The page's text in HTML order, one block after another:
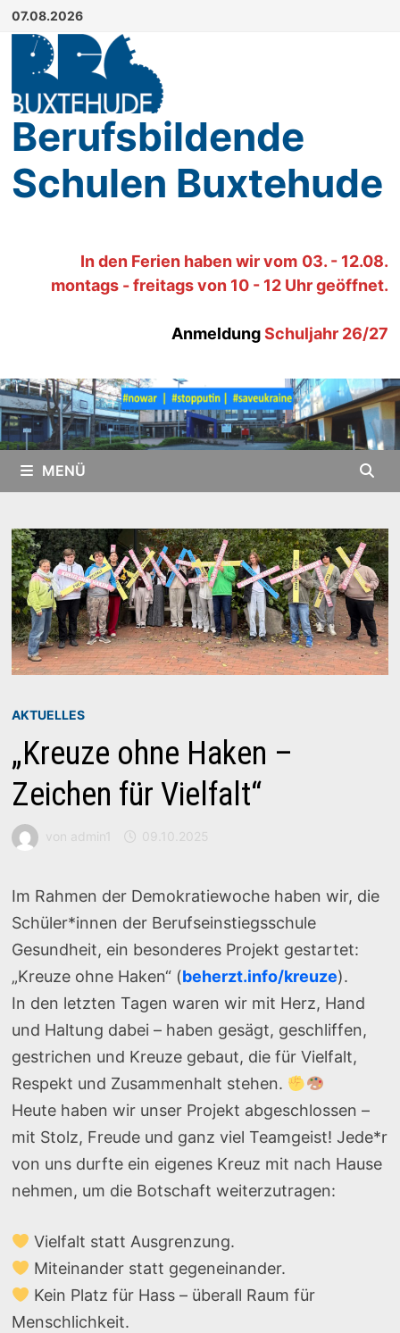
Zum
Inhalt
springen
07.08.2026
Berufsbildende
Schulen Buxtehude
In den Ferien haben wirvom 03. - 12.08.
montags - freitags von 10 - 12 Uhr geöffnet.
AnmeldungSchuljahr 26/27
MENÜ
AKTUELLES
„Kreuze ohne Haken –
Zeichen für Vielfalt“
von admin1 09.10.2025
Im Rahmen der Demokratiewoche haben wir, die
Schüler*innen der Berufseinstiegsschule
Gesundheit, ein besonderes Projekt gestartet:
„Kreuze ohne Haken“ (beherzt.info/kreuze).
In den letzten Tagen waren wir mit Herz, Hand
und Haltung dabei – haben gesägt, geschliffen,
gestrichen und Kreuze gebaut, die für Vielfalt,
Respekt und Zusammenhalt stehen.
Heute haben wir unser Projekt abgeschlossen –
mit Stolz, Freude und ganz viel Teamgeist! Jede*r
von uns durfte ein eigenes Kreuz mit nach Hause
nehmen, um die Botschaft weiterzutragen:
Vielfalt statt Ausgrenzung.
Miteinander statt gegeneinander.
Kein Platz für Hass – überall Raum für
Menschlichkeit.